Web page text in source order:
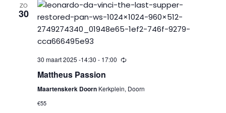
ZO
30
30 maart 2025 -14:30 - 17:00
Mattheus Passion
Maartenskerk Doorn Kerkplein, Doorn
€55